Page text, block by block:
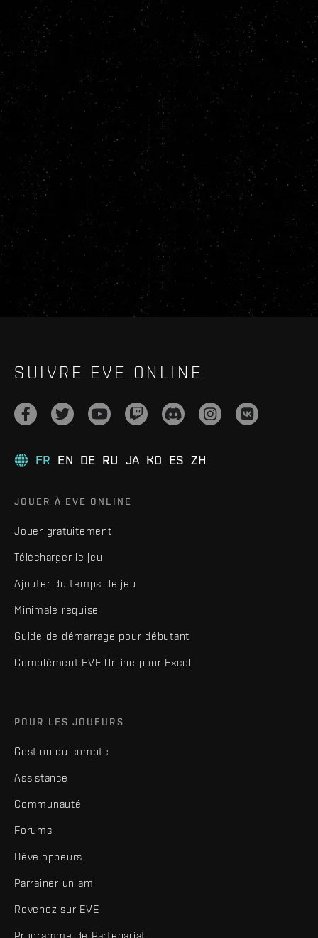
SUIVRE EVE ONLINE
FR EN DE RU JA KO ES ZH
JOUER À EVE ONLINE
Jouer gratuitement
Télécharger le jeu
Ajouter du temps de jeu
Minimale requise
Guide de démarrage pour débutant
Complément EVE Online pour Excel
POUR LES JOUEURS
Gestion du compte
Assistance
Communauté
Forums
Développeurs
Parrainer un ami
Revenez sur EVE
Programme de Partenariat